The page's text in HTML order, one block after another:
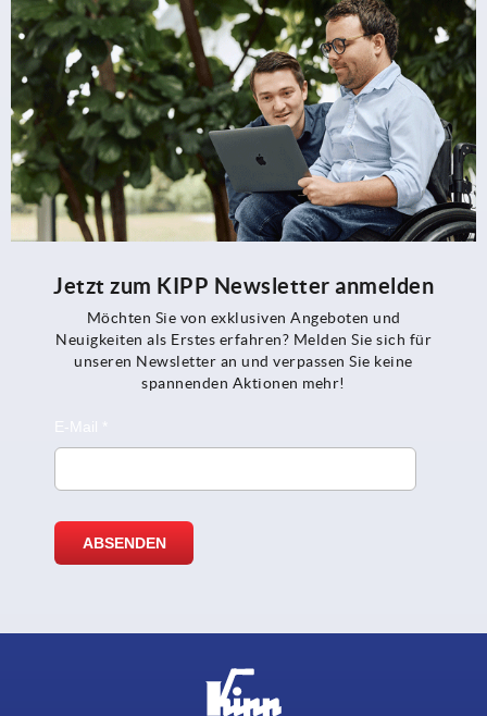
Jetzt zum KIPP Newsletter anmelden
Möchten Sie von exklusiven Angeboten und
Neuigkeiten als Erstes erfahren? Melden Sie sich für
unseren Newsletter an und verpassen Sie keine
spannenden Aktionen mehr!